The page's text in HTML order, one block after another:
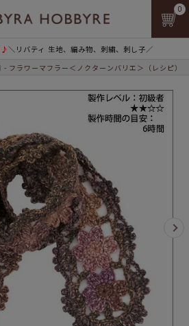
♪＼リバティ 生地、編み物、刺繍、刺し子／
0
フラワーマフラー＜ノクターンバリエ＞（レシピ）